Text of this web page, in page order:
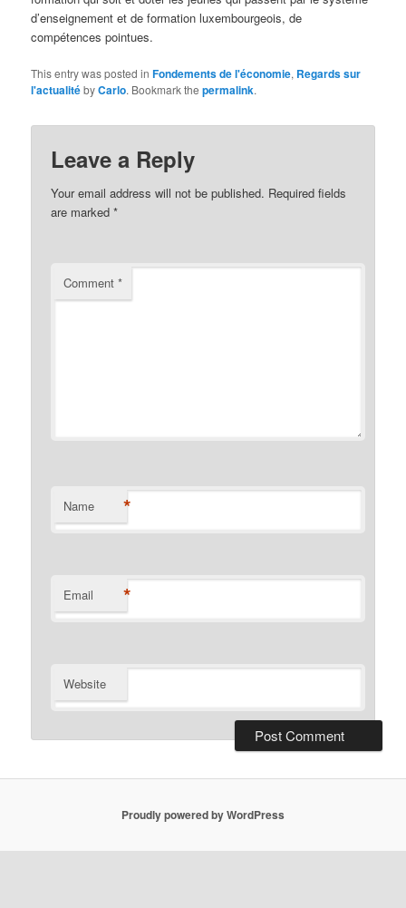
d’enseignement et de formation luxembourgeois, de
compétences pointues.
This entry was posted inFondements de l'économie, Regards sur
l'actualitébyCarlo. Bookmark thepermalink.
Leave a Reply
Your email address will not be published. Required fields
are marked*
Comment*
Name *
Email *
Website
Proudly powered by WordPress